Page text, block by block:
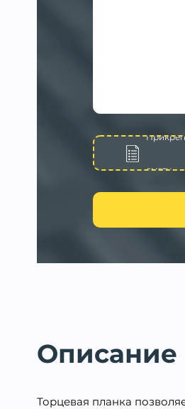
смету
Описание
Торцевая планка